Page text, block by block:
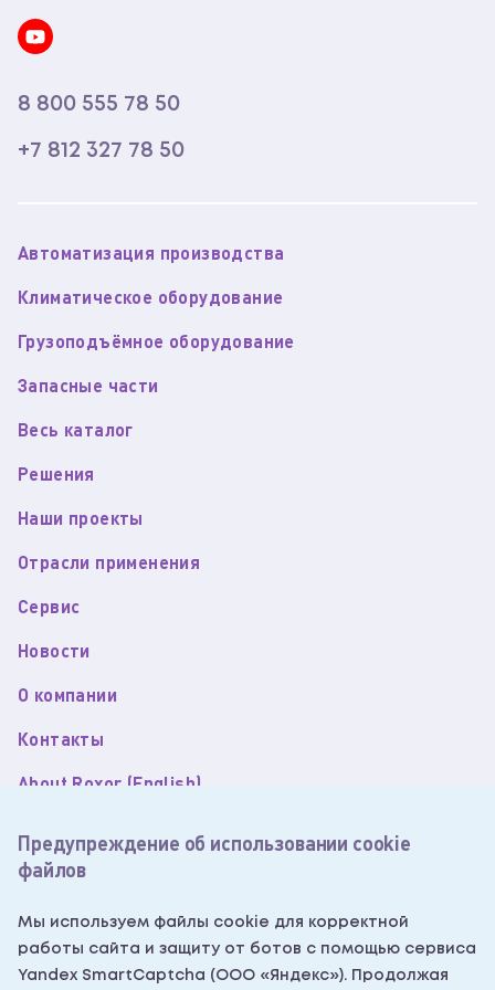
8 800 555 78 50
+7 812 327 78 50
Автоматизация производства
Климатическое оборудование
Грузоподъёмное оборудование
Запасные части
Весь каталог
Решения
Наши проекты
Отрасли применения
Сервис
Новости
О компании
Контакты
About Roxor (English)
Политика обработки персональных данных
Согласие на обработку персональных данных
Согласие на получение рекламных рассылок
Предупреждение об использовании cookie
файлов
Мы используем файлы cookie для корректной
работы сайта и защиту от ботов с помощью сервиса
Yandex SmartCaptcha (ООО «Яндекс»). Продолжая